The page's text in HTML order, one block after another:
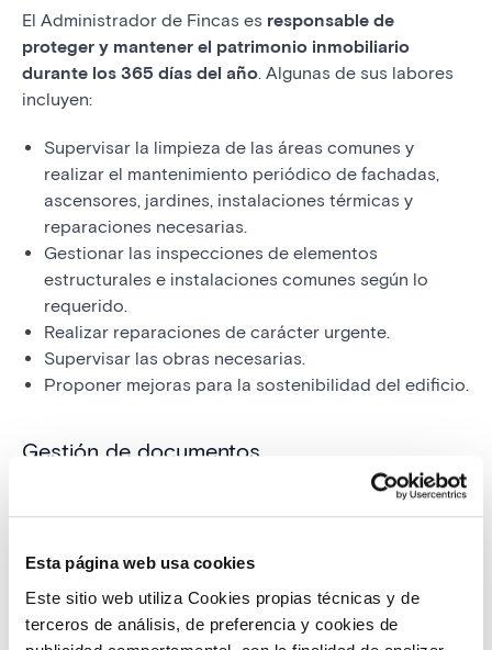
Esta página web usa cookies
Este sitio web utiliza Cookies propias técnicas y de
terceros de análisis, de preferencia y cookies de
El Administrador de Fincas es responsable de
proteger y mantener el patrimonio inmobiliario
durante los 365 días del año. Algunas de sus labores
incluyen:
Supervisar la limpieza de las áreas comunes y
realizar el mantenimiento periódico de fachadas,
ascensores, jardines, instalaciones térmicas y
reparaciones necesarias.
Gestionar las inspecciones de elementos
estructurales e instalaciones comunes según lo
requerido.
Realizar reparaciones de carácter urgente.
Supervisar las obras necesarias.
Proponer mejoras para la sostenibilidad del edificio.
Gestión de documentos
El Administrador se encarga de custodiar la
documentación legal, emitir certificados de pago o
realizar transacciones inmobiliarias. También se
encarga de convocatorias y actas de reuniones de
vecinos, dando fe de los acuerdos alcanzados.